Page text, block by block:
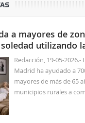
a mayores de
utilizando
sociales
Redacción, 19-05-
Madrid ha ayudado a
mayores de más de 65
municipios rurales a